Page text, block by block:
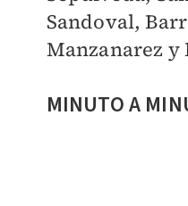
Sandoval,
Manzanarez y
MINUTO A